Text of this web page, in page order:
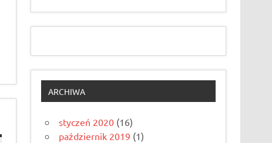
ARCHIWA
styczeń 2020 (16)
październik 2019 (1)